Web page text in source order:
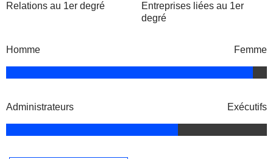
Relations au 1er degré
Entreprises liées au 1er
degré
Homme Femme
Administrateurs Exécutifs